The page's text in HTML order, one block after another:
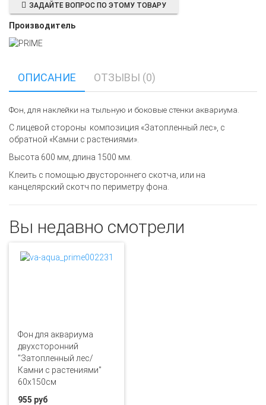
ЗАДАЙТЕ ВОПРОС ПО ЭТОМУ ТОВАРУ
Производитель
ОПИСАНИЕ ОТЗЫВЫ (0)
Фон, для наклейки на тыльную и боковые стенки аквариума.
С лицевой стороны композиция «Затопленный лес», с
обратной «Камни с растениями».
Высота 600 мм, длина 1500 мм.
Клеить с помощью двустороннего скотча, или на
канцелярский скотч по периметру фона.
Вы недавно смотрели
Фон для аквариума
двухсторонний
"Затопленный лес/
Камни с растениями"
60х150см
955 руб